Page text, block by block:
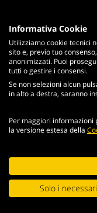
Chi siamo
Struttura del Gruppo
Sintesi Economica
Valbruna Supply Chain
Contatti
Controlli Qualità
Responsabilità
Continuando la
Informativa Cookie
Utilizziamo cookie tecnici
sito e, previo tuo
anonimizzati. Puoi
tutti o gestire i consensi.
Se non selezioni alcun
in alto a destra, saranno
Per maggiori informazioni
la versione estesa della
Solo i necessari